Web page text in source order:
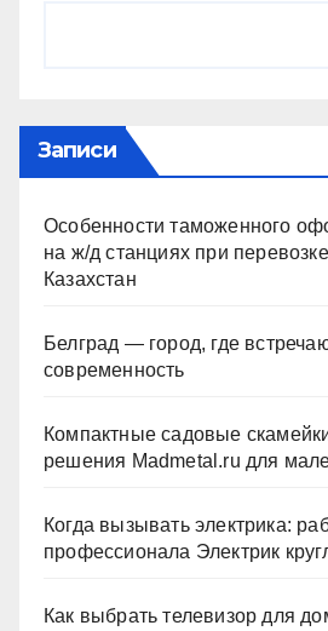
Записи
Особенности таможенного
на ж/д станциях при
Казахстан
Белград — город, где
современность
Компактные садовые
решения Madmetal.ru для
Когда вызывать электрика:
профессионала Электрик
Как выбрать телевизор для